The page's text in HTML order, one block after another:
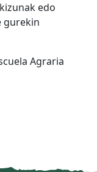
edo
gurekin
Agraria